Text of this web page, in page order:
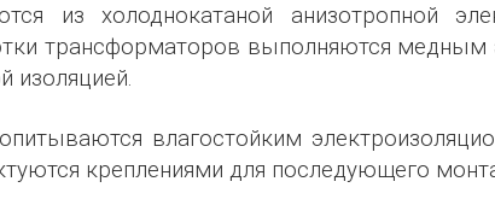
из холоднокатаной анизотропной
трансформаторов выполняются
изоляцией.
влагостойким
креплениями для последующего